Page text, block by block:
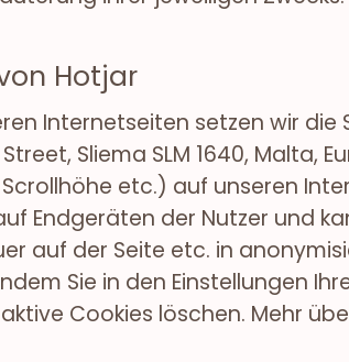
Hotjar
Internetseiten setzen wir die
Sliema SLM 1640, Malta,
etc.) auf unseren
Endgeräten der Nutzer und
auf der Seite etc. in
Sie in den Einstellungen
Cookies löschen. Mehr